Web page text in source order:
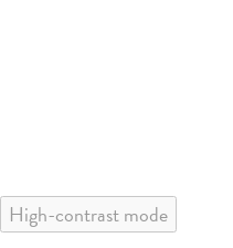
High-contrast mode